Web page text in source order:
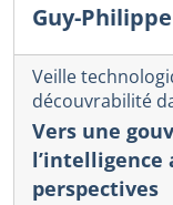
Guy-
Veille
découvrabilité
Vers une
perspectives